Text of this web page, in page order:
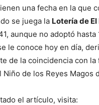
una fecha en la que
se juega la Lotería de El
aunque no adoptó
le conoce hoy en día,
de la coincidencia con la
Niño de los Reyes Magos
el artículo, visita: